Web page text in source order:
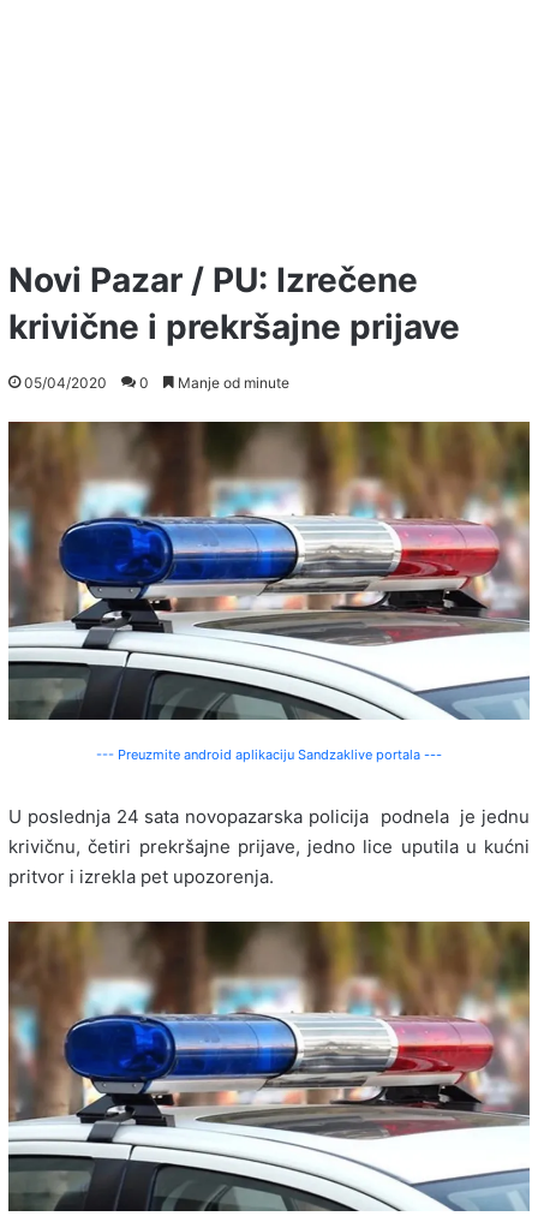
Novi Pazar / PU: Izrečene
krivične i prekršajne prijave
05/04/2020 0 Manje od minute
--- Preuzmite android aplikaciju Sandzaklive portala ---
U poslednja 24 sata novopazarska policija podnela je jednu
krivičnu, četiri prekršajne prijave, jedno lice uputila u kućni
pritvor i izrekla pet upozorenja.